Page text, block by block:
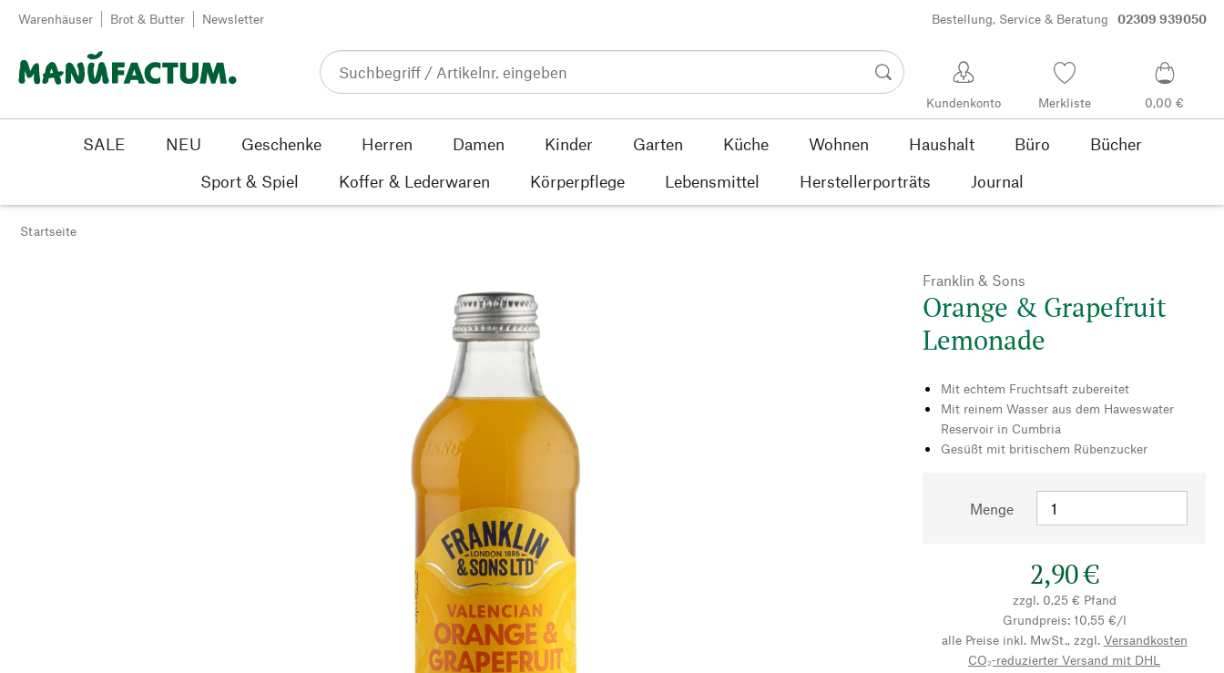
Zum Inhalt springen
Warenhäuser Brot & Butter Newsletter Bestellung, Service & Beratung 02309 939050
Kundenkonto Merkliste 0,00 €
SALE NEU Geschenke Herren Damen Kinder Garten Küche Wohnen Haushalt Büro
Bücher
Sport & Spiel
Koffer & Lederwaren Körperpflege Lebensmittel Herstellerporträts Journal
Startseite
Franklin & Sons
Orange & Grapefruit
Lemonade
Mit echtem Fruchtsaft zubereitet
Mit reinem Wasser aus dem Haweswater
Reservoir in Cumbria
Gesüßt mit britischem Rübenzucker
Menge
2,90 €
zzgl. 0,25 € Pfand
Grundpreis: 10,55 €/l
alle Preise inkl. MwSt., zzgl. Versandkosten
CO₂-reduzierter Versand mit DHL